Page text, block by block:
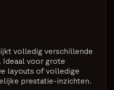
volledig verschillende
Ideaal voor grote
layouts of volledige
prestatie-inzichten.